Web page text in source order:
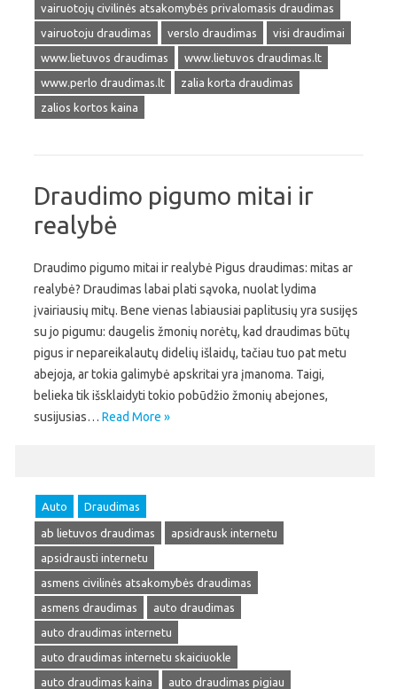
vairuotojų civilinės atsakomybės privalomasis draudimas
vairuotoju draudimas
verslo draudimas
visi draudimai
www.lietuvos draudimas
www.lietuvos draudimas.lt
www.perlo draudimas.lt
zalia korta draudimas
zalios kortos kaina
Draudimo pigumo mitai ir
realybė
Draudimo pigumo mitai ir realybė Pigus draudimas: mitas ar
realybė? Draudimas labai plati sąvoka, nuolat lydima
įvairiausių mitų. Bene vienas labiausiai paplitusių yra susijęs
su jo pigumu: daugelis žmonių norėtų, kad draudimas būtų
pigus ir nepareikalautų didelių išlaidų, tačiau tuo pat metu
abejoja, ar tokia galimybė apskritai yra įmanoma. Taigi,
belieka tik išsklaidyti tokio pobūdžio žmonių abejones,
susijusias… Read More »
Auto Draudimas
ab lietuvos draudimas
apsidrausk internetu
apsidrausti internetu
asmens civilinės atsakomybės draudimas
asmens draudimas
auto draudimas
auto draudimas internetu
auto draudimas internetu skaiciuokle
auto draudimas kaina
auto draudimas pigiau